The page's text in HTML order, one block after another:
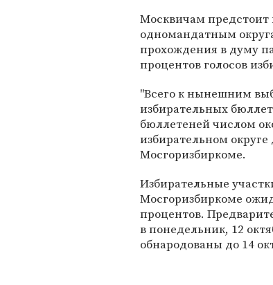
Москвичам предстоит
одномандатным
прохождения в думу
процентов голосов
"Всего к нынешним
избирательных
бюллетеней числом
избирательном
Мосгоризбиркоме.
Избирательные
Мосгоризбиркоме
процентов.
в понедельник, 12
обнародованы до 14